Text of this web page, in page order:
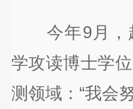
今年9月，
学攻读博士学
测领域：“我会